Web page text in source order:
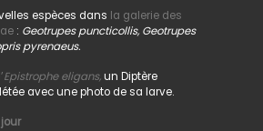
espèces dans la galerie des
: Geotrupes puncticollis, Geotrupes
pyrenaeus.
Epistrophe eligans,un Diptère
avec une photo de sa larve.